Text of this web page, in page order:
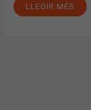
LLEGIR MÉS